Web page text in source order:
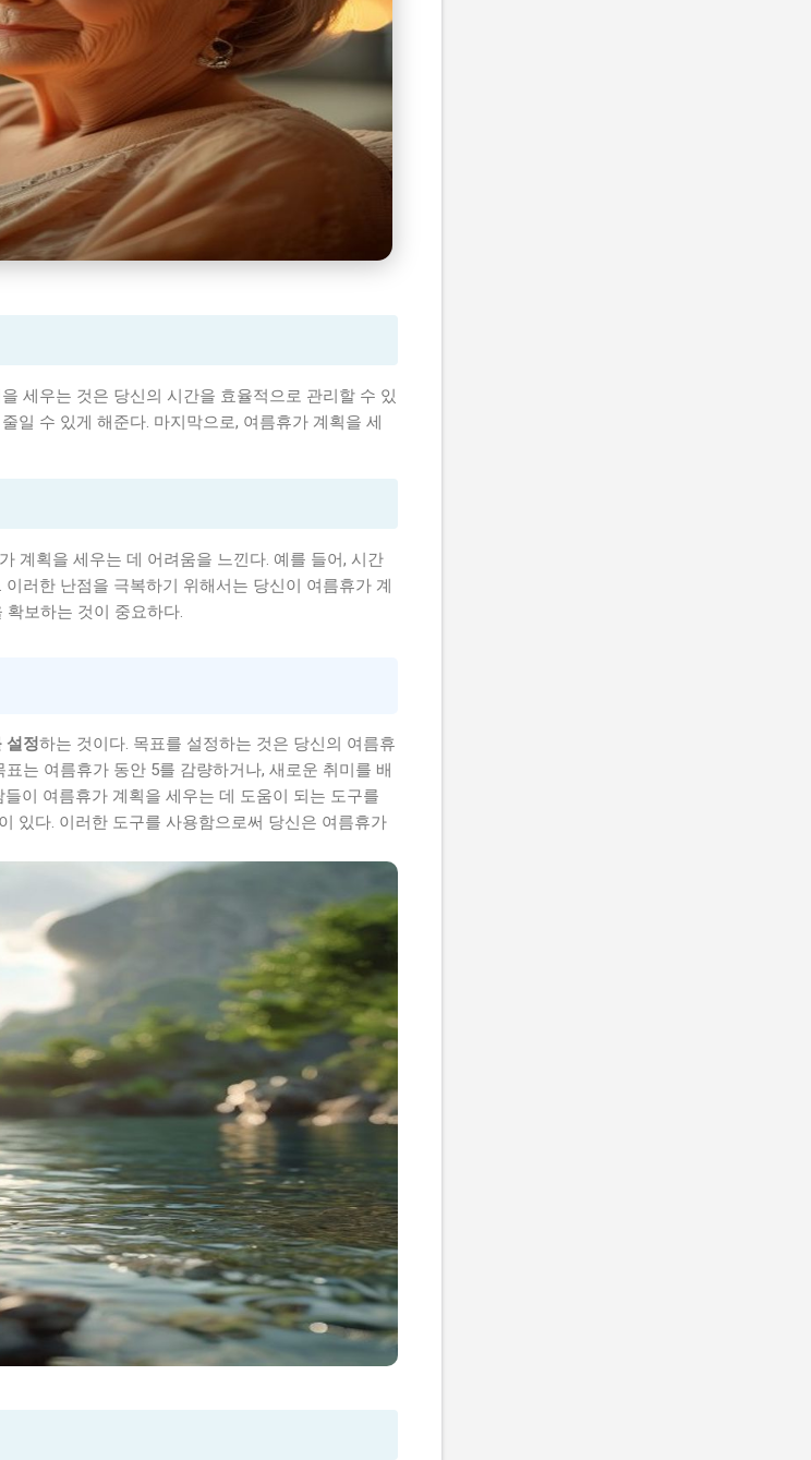
세우는 것은 당신의 시간을 효율적으로 관리할 수 있
일 수 있게 해준다. 마지막으로, 여름휴가 계획을 세
계획을 세우는 데 어려움을 느낀다. 예를 들어, 시간
러한 난점을 극복하기 위해서는 당신이 여름휴가 계
보하는 것이 중요하다.
설정하는 것이다. 목표를 설정하는 것은 당신의 여름휴
는 여름휴가 동안 5를 감량하거나, 새로운 취미를 배
이 여름휴가 계획을 세우는 데 도움이 되는 도구를
있다. 이러한 도구를 사용함으로써 당신은 여름휴가